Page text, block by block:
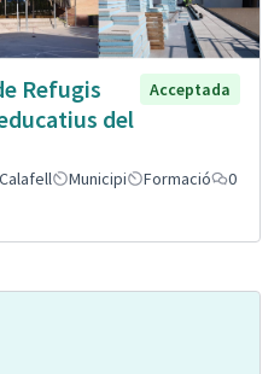
Refugis
del
Acceptada
Municipi Formació
0